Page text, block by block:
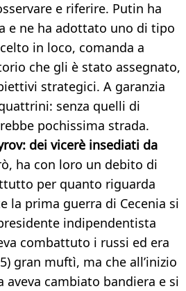
e riferire. Putin ha
e ne ha adottato uno di tipo
in loco, comanda a
che gli è stato assegnato,
strategici. A garanzia
senza quelli di
pochissima strada.
dei vicerè insediati da
ha con loro un debito di
per quanto riguarda
la prima guerra di Cecenia si
indipendentista
combattuto i russi ed era
gran muftì, ma che all’inizio
aveva cambiato bandiera e si